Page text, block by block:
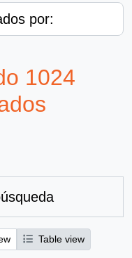
por:
1024
Table view